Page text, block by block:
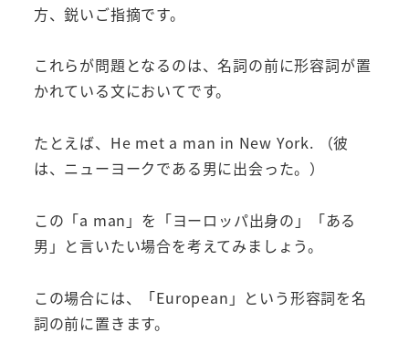
方、鋭いご指摘です。
これらが問題となるのは、名詞の前に形容詞が置
かれている文においてです。
たとえば、He met a man in New York. （彼
は、ニューヨークである男に出会った。）
この「a man」を「ヨーロッパ出身の」「ある
男」と言いたい場合を考えてみましょう。
この場合には、「European」という形容詞を名
詞の前に置きます。